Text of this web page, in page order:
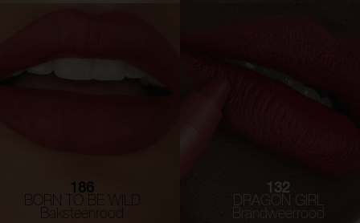
186
BORN TO BE WILD
Baksteenrood
132
DRAGON GIRL
Brandweerrood